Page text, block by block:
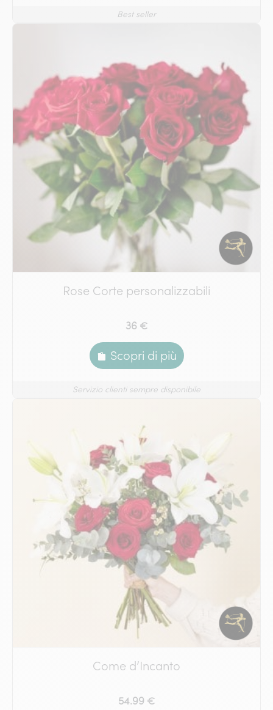
Best seller
Rose Corte personalizzabili
36 €
Scopri di più
Servizio clienti sempre disponibile
Come d’Incanto
54.99 €